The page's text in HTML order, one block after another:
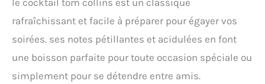
le cocktail tom collins est un classique
rafraîchissant et facile à préparer pour égayer vos
soirées. ses notes pétillantes et acidulées en font
une boisson parfaite pour toute occasion spéciale ou
simplement pour se détendre entre amis.